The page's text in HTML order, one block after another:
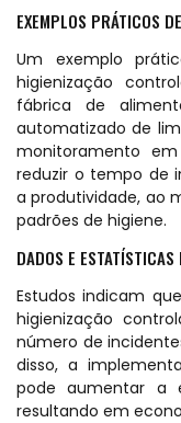
EXEMPLOS PRÁTICOS
Um exemplo
higienização
fábrica de
automatizado de
monitoramento
reduzir o tempo de
a produtividade, ao
padrões de higiene.
DADOS E ESTATÍSTICAS
Estudos indicam
higienização
número de
disso, a
pode aumentar a
resultando em